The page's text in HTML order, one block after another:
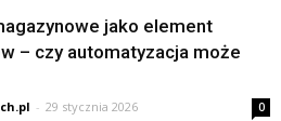
jako element
– czy automatyzacja może
- 29 stycznia 2026 0